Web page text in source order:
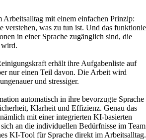
mit einem einfachen Prinzip:
verstehen, was zu tun ist. Und das
in einer Sprache zugänglich sind, die
erhält ihre Aufgabenliste auf
nur einen Teil davon. Die Arbeit wird
und stressiger.
automatisch in ihre bevorzugte Sprache
Klarheit und Effizienz. Genau das
mit einer integrierten KI-basierten
an die individuellen Bedürfnisse im Team
KI-Tool für Sprache direkt im Arbeitsalltag.